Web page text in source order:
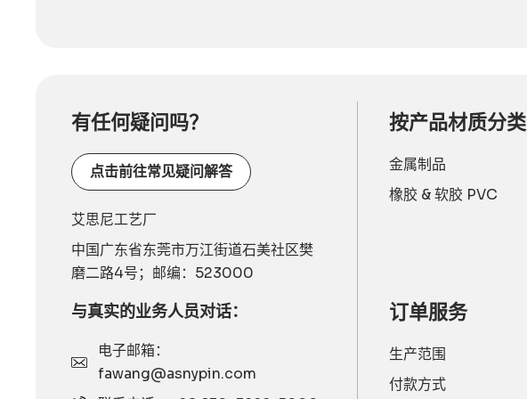
有任何疑问吗？
点击前往常见疑问解答
艾思尼工艺厂
中国广东省东莞市万江街道石美社区樊
磨二路4号；邮编：523000
与真实的业务人员对话：
电子邮箱：
fawang@asnypin.com
按产品材质分类
金属制品
橡胶 & 软胶 PVC
订单服务
生产范围
付款方式